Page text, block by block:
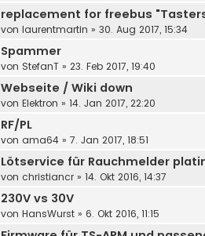
replacement for freebus
von laurentmartin » 30. Aug 2017, 15:34
Spammer
von StefanT » 23. Feb 2017, 19:40
Webseite / Wiki down
von Elektron » 14. Jan 2017, 22:20
RF/PL
von ama64 » 7. Jan 2017, 18:51
Lötservice für Rauchmelder
von christiancr » 14. Okt 2016, 14:37
230V vs 30V
von HansWurst » 6. Okt 2016, 11:15